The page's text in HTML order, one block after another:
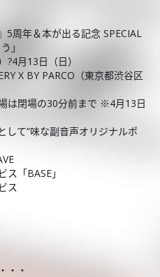
5周年＆本が出る記念 SPECIAL
」
月13日（日）
X BY PARCO（東京都渋谷区
閉場の30分前まで ※4月13日
して”味な副音声オリジナルポ
「BASE」
ス
・・